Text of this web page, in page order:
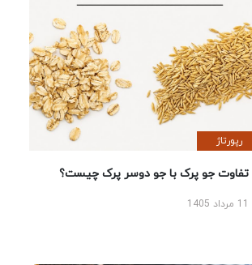
رپورتاژ
تفاوت جو پرک با جو دوسر پرک چیست؟